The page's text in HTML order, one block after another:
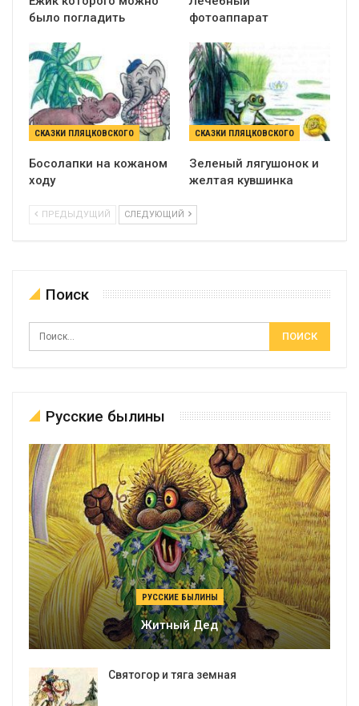
было погладить
фотоаппарат
СКАЗКИ ПЛЯЦКОВСКОГО
Босолапки на кожаном
ходу
СКАЗКИ ПЛЯЦКОВСКОГО
Зеленый лягушонок и
желтая кувшинка
ПРЕДЫДУЩИЙ СЛЕДУЮЩИЙ
Поиск
Русские былины
РУССКИЕ БЫЛИНЫ
Житный Дед
Святогор и тяга земная